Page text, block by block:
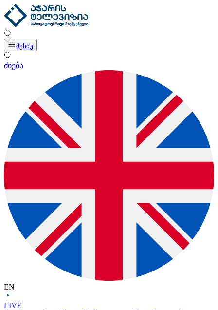
მენიუ
ძიება
EN
LIVE